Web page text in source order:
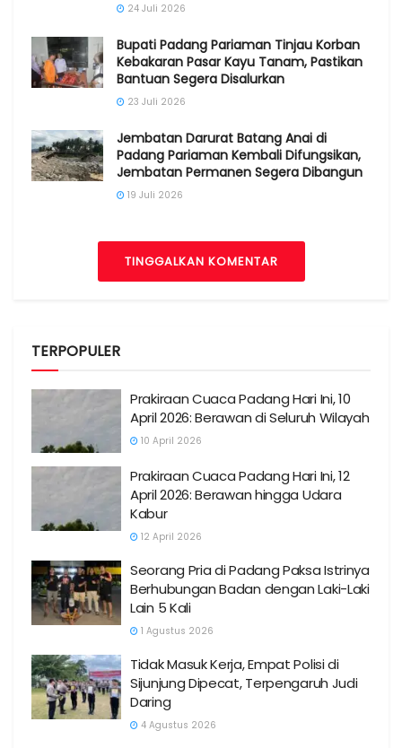
24 Juli 2026
Bupati Padang Pariaman Tinjau Korban
Kebakaran Pasar Kayu Tanam, Pastikan
Bantuan Segera Disalurkan
23 Juli 2026
Jembatan Darurat Batang Anai di
Padang Pariaman Kembali Difungsikan,
Jembatan Permanen Segera Dibangun
19 Juli 2026
TINGGALKAN KOMENTAR
TERPOPULER
Prakiraan Cuaca Padang Hari Ini, 10
April 2026: Berawan di Seluruh Wilayah
10 April 2026
Prakiraan Cuaca Padang Hari Ini, 12
April 2026: Berawan hingga Udara
Kabur
12 April 2026
Seorang Pria di Padang Paksa Istrinya
Berhubungan Badan dengan Laki-Laki
Lain 5 Kali
1 Agustus 2026
Tidak Masuk Kerja, Empat Polisi di
Sijunjung Dipecat, Terpengaruh Judi
Daring
4 Agustus 2026